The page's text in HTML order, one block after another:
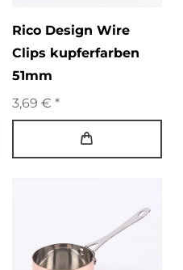
Rico Design Wire
Clips kupferfarben
51mm
3,69 € *